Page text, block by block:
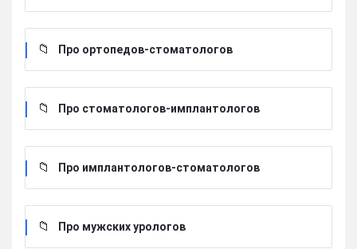
Про ортопедов-стоматологов
Про стоматологов-имплантологов
Про имплантологов-стоматологов
Про мужских урологов